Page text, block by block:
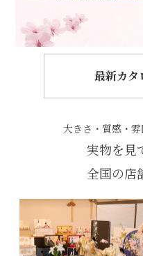
最新カタ
大きさ・質感・
実物を見
全国の店